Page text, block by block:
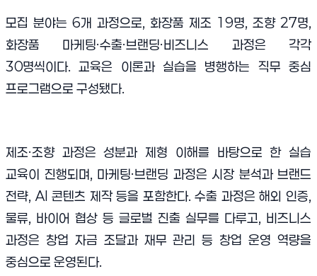
모집 분야는 6개 과정으로, 화장품 제조 19명, 조향 27명,
화장품 마케팅·수출·브랜딩·비즈니스 과정은 각각
30명씩이다. 교육은 이론과 실습을 병행하는 직무 중심
프로그램으로 구성됐다.
제조·조향 과정은 성분과 제형 이해를 바탕으로 한 실습
교육이 진행되며, 마케팅·브랜딩 과정은 시장 분석과 브랜드
전략, AI 콘텐츠 제작 등을 포함한다. 수출 과정은 해외 인증,
물류, 바이어 협상 등 글로벌 진출 실무를 다루고, 비즈니스
과정은 창업 자금 조달과 재무 관리 등 창업 운영 역량을
중심으로 운영된다.